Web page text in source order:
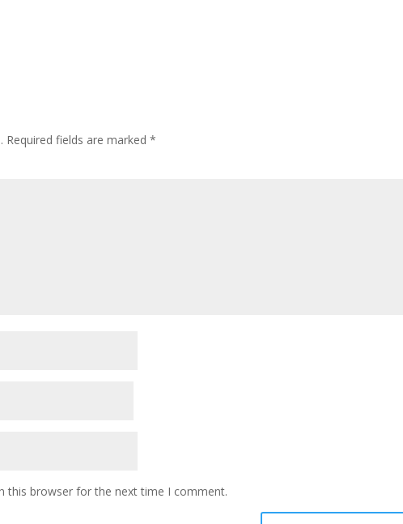
Required fields are marked*
this browser for the next time I comment.